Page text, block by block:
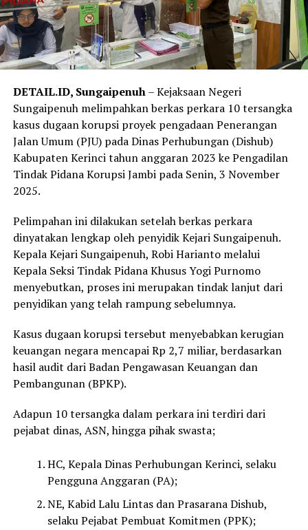
DETAIL.ID, Sungaipenuh– Kejaksaan Negeri
Sungaipenuh melimpahkan berkas perkara 10 tersangka
kasus dugaan korupsi proyek pengadaan Penerangan
Jalan Umum (PJU) pada Dinas Perhubungan (Dishub)
Kabupaten Kerinci tahun anggaran 2023 ke Pengadilan
Tindak Pidana Korupsi Jambi pada Senin, 3 November
2025.
Pelimpahan ini dilakukan setelah berkas perkara
dinyatakan lengkap oleh penyidik Kejari Sungaipenuh.
Kepala Kejari Sungaipenuh, Robi Harianto melalui
Kepala Seksi Tindak Pidana Khusus Yogi Purnomo
menyebutkan, proses ini merupakan tindak lanjut dari
penyidikan yang telah rampung sebelumnya.
Kasus dugaan korupsi tersebut menyebabkan kerugian
keuangan negara mencapai Rp 2,7 miliar, berdasarkan
hasil audit dari Badan Pengawasan Keuangan dan
Pembangunan (BPKP).
Adapun 10 tersangka dalam perkara ini terdiri dari
pejabat dinas, ASN, hingga pihak swasta;
HC, Kepala Dinas Perhubungan Kerinci, selaku
Pengguna Anggaran (PA);
NE, Kabid Lalu Lintas dan Prasarana Dishub,
selaku Pejabat Pembuat Komitmen (PPK);